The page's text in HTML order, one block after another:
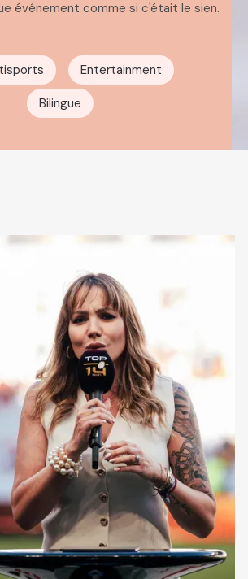
événement comme si c'était le sien.
Entertainment
Bilingue